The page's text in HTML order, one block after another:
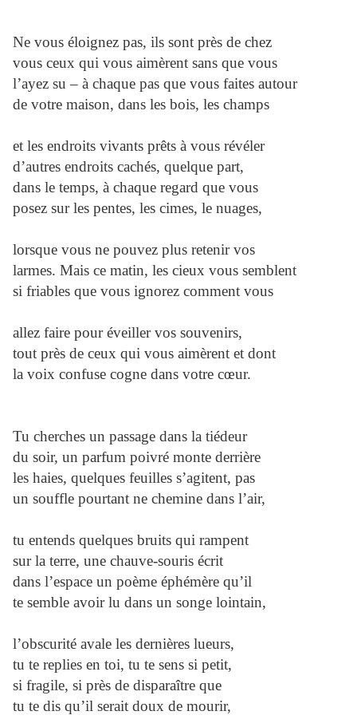
Ne vous éloignez pas, ils sont près de chez
vous ceux qui vous aimèrent sans que vous
l’ayez su – à chaque pas que vous faites autour
de votre maison, dans les bois, les champs
et les endroits vivants prêts à vous révéler
d’autres endroits cachés, quelque part,
dans le temps, à chaque regard que vous
posez sur les pentes, les cimes, le nuages,
lorsque vous ne pouvez plus retenir vos
larmes. Mais ce matin, les cieux vous semblent
si friables que vous ignorez comment vous
allez faire pour éveiller vos souvenirs,
tout près de ceux qui vous aimèrent et dont
la voix confuse cogne dans votre cœur.
Tu cherches un passage dans la tiédeur
du soir, un parfum poivré monte derrière
les haies, quelques feuilles s’agitent, pas
un souffle pourtant ne chemine dans l’air,
tu entends quelques bruits qui rampent
sur la terre, une chauve-souris écrit
dans l’espace un poème éphémère qu’il
te semble avoir lu dans un songe lointain,
l’obscurité avale les dernières lueurs,
tu te replies en toi, tu te sens si petit,
si fragile, si près de disparaître que
tu te dis qu’il serait doux de mourir,